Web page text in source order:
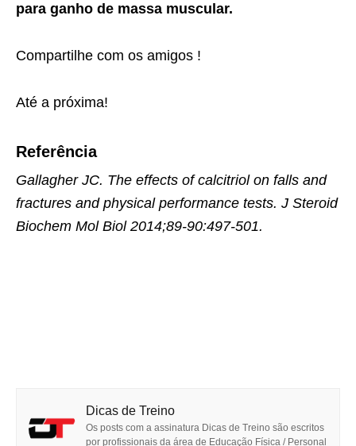
para ganho de massa muscular.
Compartilhe com os amigos !
Até a próxima!
Referência
Gallagher JC. The effects of calcitriol on falls and
fractures and physical performance tests. J Steroid
Biochem Mol Biol 2014;89-90:497-501.
Dicas de Treino
Os posts com a assinatura Dicas de Treino são escritos
por profissionais da área de Educação Física / Personal